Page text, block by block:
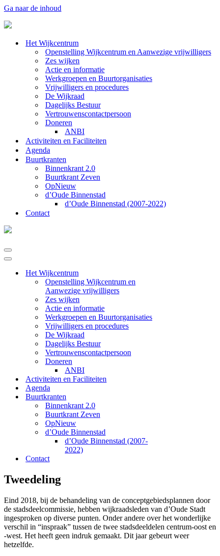
Ga naar de inhoud
Het Wijkcentrum
Openstelling Wijkcentrum en Aanwezige vrijwilligers
Zes wijken
Actie en informatie
Werkgroepen en Buurtorganisaties
Vrijwilligers en procedures
De Wijkraad
Dagelijks Bestuur
Vertrouwenscontactpersoon
Doneren
ANBI
Activiteiten en Faciliteiten
Agenda
Buurtkranten
Binnenkrant 2.0
Buurtkrant Zeven
OpNieuw
d’Oude Binnenstad
d’Oude Binnenstad (2007-2022)
Contact
Navigatie
Menu
Navigatie
Het Wijkcentrum
Openstelling Wijkcentrum en
Aanwezige vrijwilligers
Zes wijken
Actie en informatie
Werkgroepen en Buurtorganisaties
Vrijwilligers en procedures
De Wijkraad
Dagelijks Bestuur
Vertrouwenscontactpersoon
Doneren
ANBI
Activiteiten en Faciliteiten
Agenda
Buurtkranten
Binnenkrant 2.0
Buurtkrant Zeven
OpNieuw
d’Oude Binnenstad
d’Oude Binnenstad (2007-
2022)
Contact
Tweedeling
Eind 2018, bij de behandeling van de conceptgebiedsplannen door
de stadsdeelcommissie, hebben wijkraadsleden van d’Oude Stadt
ingesproken op diverse punten. Onder andere over het wonderlijke
verschil in “inspraak” tussen de twee stadsdeeldelen centrum-oost en
-west. Het heeft geen indruk gemaakt. Dit jaar gebeurt weer
hetzelfde.